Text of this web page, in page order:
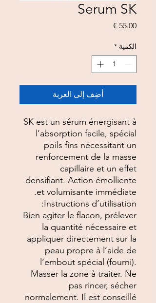
Serum SK
السعر
الكمية *
أضِف إلى العربة
SK est un sérum énergisant à
l’absorption facile, spécial
poils fins nécessitant un
renforcement de la masse
capillaire et un effet
densifiant. Action émolliente
et volumisante immédiate.
Instructions d’utilisation:
Bien agiter le flacon, prélever
la quantité nécessaire et
appliquer directement sur la
peau propre à l’aide de
l’embout spécial (fourni).
Masser la zone à traiter. Ne
pas rincer, sécher
normalement. Il est conseillé